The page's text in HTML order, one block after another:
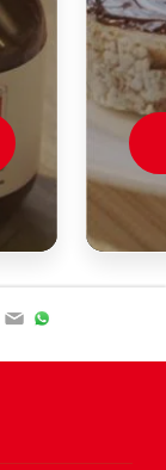
EmailWhatsApp